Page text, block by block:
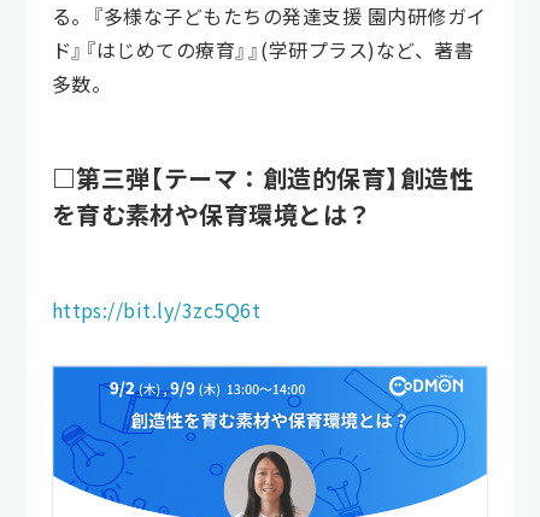
る。『多様な子どもたちの発達支援 園内研修ガイ
ド』『はじめての療育』』(学研プラス)など、著書
多数。
□第三弾【テーマ：創造的保育】創造性
を育む素材や保育環境とは？
https://bit.ly/3zc5Q6t